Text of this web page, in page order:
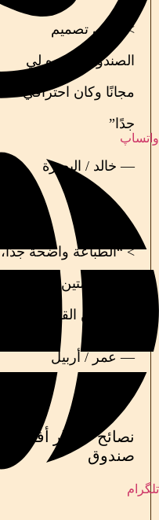
> “حتى تصميم
الصندوق قدموه لي
مجانًا وكان احترافي
جدًا”
— خالد / البصرة
> “الطباعة واضحة جدًا،
وكرتون متين جدًا…
شكراً من القلب”
— عمر / أربيل
نصائح لاختيار أفضل
صندوق
واتساپ
تلگرام